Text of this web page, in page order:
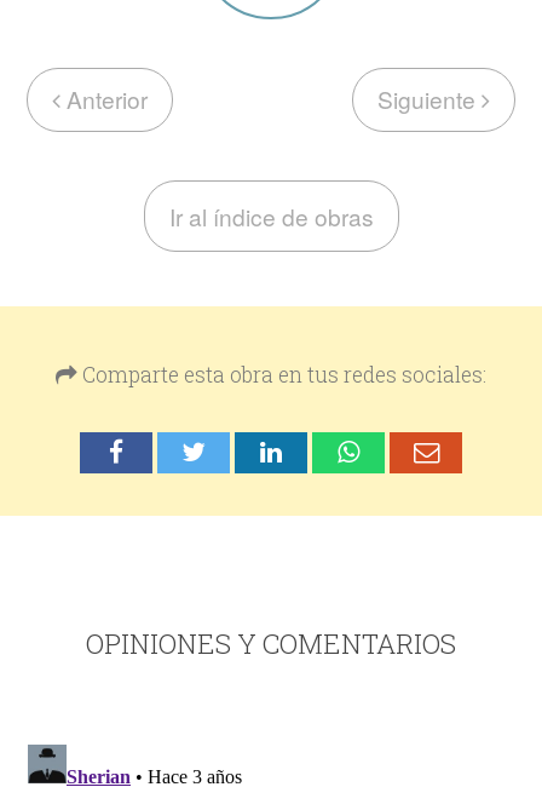
Anterior Siguiente
Ir al índice de obras
Comparte esta obra en tus redes sociales:
OPINIONES Y COMENTARIOS